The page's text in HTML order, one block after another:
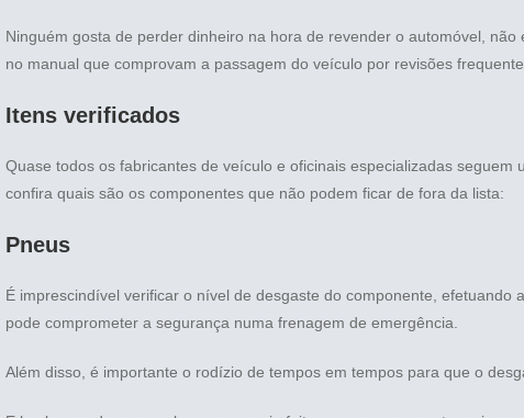
Ninguém gosta de perder dinheiro na hora de revender o automóvel,
no manual que comprovam a passagem do veículo por revisões
Itens verificados
Quase todos os fabricantes de veículo e oficinais especializadas
confira quais são os componentes que não podem ficar de fora da lista:
Pneus
É imprescindível verificar o nível de desgaste do componente, efetuando
pode comprometer a segurança numa frenagem de emergência.
Além disso, é importante o rodízio de tempos em tempos para que o